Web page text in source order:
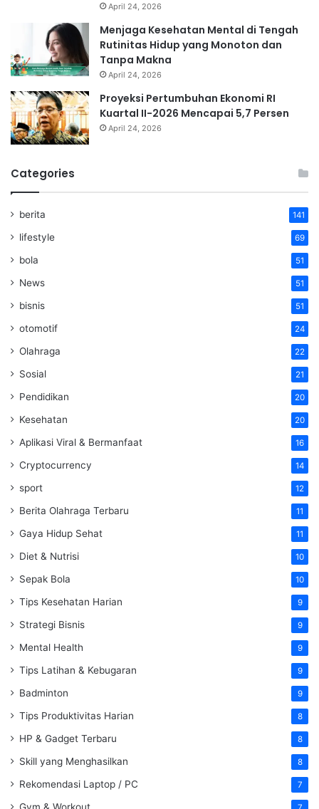
April 24, 2026
Menjaga Kesehatan Mental di Tengah
Rutinitas Hidup yang Monoton dan
Tanpa Makna
April 24, 2026
Proyeksi Pertumbuhan Ekonomi RI
Kuartal II-2026 Mencapai 5,7 Persen
April 24, 2026
Categories
berita 141
lifestyle 69
bola 51
News 51
bisnis 51
otomotif 24
Olahraga 22
Sosial 21
Pendidikan 20
Kesehatan 20
Aplikasi Viral & Bermanfaat 16
Cryptocurrency 14
sport 12
Berita Olahraga Terbaru 11
Gaya Hidup Sehat 11
Diet & Nutrisi 10
Sepak Bola 10
Tips Kesehatan Harian 9
Strategi Bisnis 9
Mental Health 9
Tips Latihan & Kebugaran 9
Badminton 9
Tips Produktivitas Harian 8
HP & Gadget Terbaru 8
Skill yang Menghasilkan 8
Rekomendasi Laptop / PC 7
Gym & Workout